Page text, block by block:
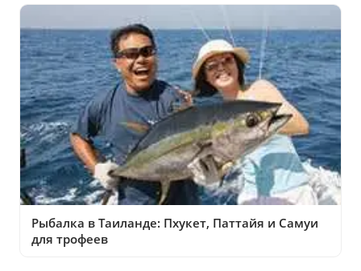
Рыбалка в Таиланде: Пхукет, Паттайя и Самуи
для трофеев